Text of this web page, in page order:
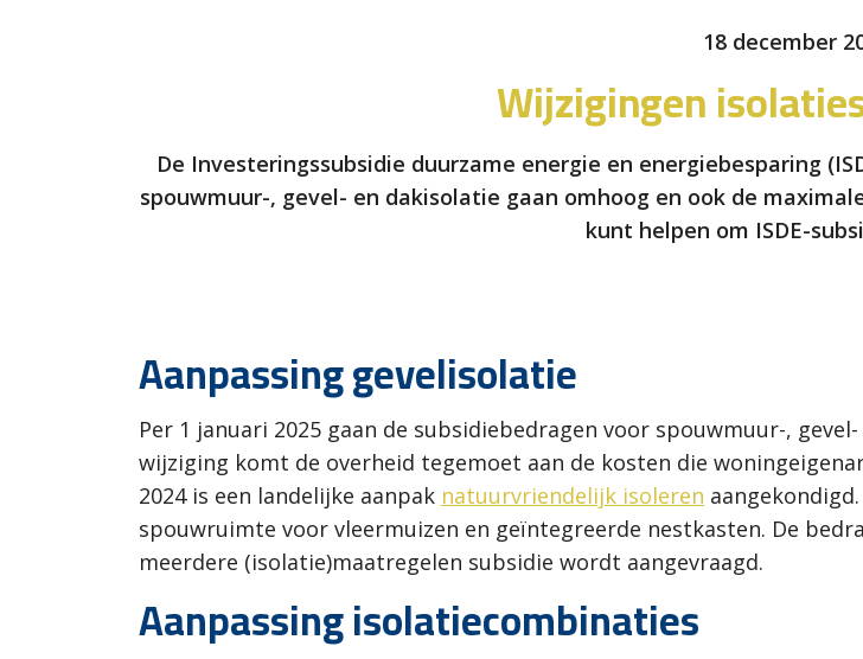
18 december
Wijzigingen
De Investeringssubsidie duurzame energie en energiebesparing
spouwmuur-, gevel- en dakisolatie gaan omhoog en ook de
kunt helpen om ISDE-
Aanpassing gevelisolatie
Per 1 januari 2025 gaan de subsidiebedragen voor spouwmuur-,
wijziging komt de overheid tegemoet aan de kosten die
2024 is een landelijke aanpak natuurvriendelijk isoleren
spouwruimte voor vleermuizen en geïntegreerde nestkasten. De
meerdere (isolatie)maatregelen subsidie wordt aangevraagd.
Aanpassing isolatiecombinaties